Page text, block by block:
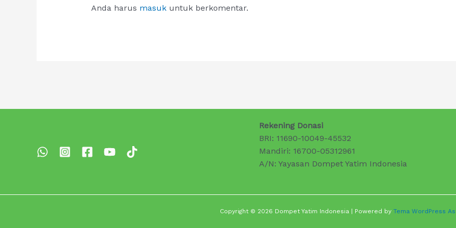
Anda harus masukuntuk berkomentar.
Rekening Donasi
BRI: 11690-10049-45532
Mandiri: 16700-05312961
A/N: Yayasan Dompet Yatim Indonesia
Copyright © 2026 Dompet Yatim Indonesia | Powered by Tema WordPress